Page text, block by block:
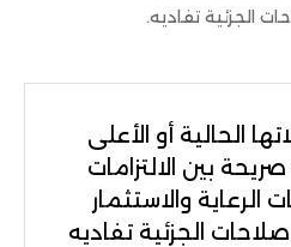
الجزئية تفاديه.
الحالية أو الأعلى
بين الالتزامات
والاستثمار
الجزئية تفاديه